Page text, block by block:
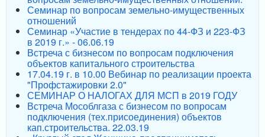
Семинар по вопросам земельно-имущественных
отношений
Семинар «Участие в тендерах по 44-ФЗ и 223-ФЗ
в 2019 г.» - 06.06.19
Встреча с бизнесом по вопросам подключения
объектов капитального строительства
17.04.19 г. в 10.00 Вебинар по реализации проекта
"Профстажировки 2.0"
СЕМИНАР О НАЛОГАХ ДЛЯ МСП в 2019 ГОДУ
Встреча Мособлгаза с бизнесом по вопросам
подключения (тех.присоединения) объектов
кап.строительства. 22.03.19